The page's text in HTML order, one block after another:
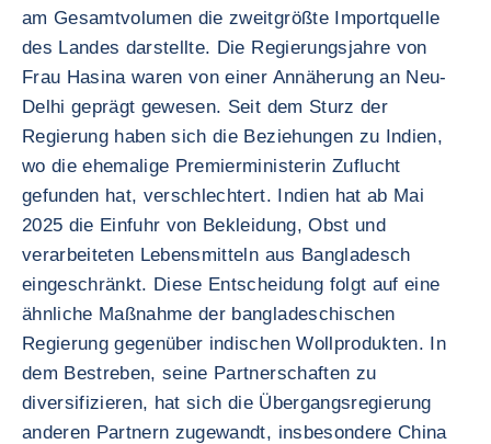
am Gesamtvolumen die zweitgrößte Importquelle
des Landes darstellte. Die Regierungsjahre von
Frau Hasina waren von einer Annäherung an Neu-
Delhi geprägt gewesen. Seit dem Sturz der
Regierung haben sich die Beziehungen zu Indien,
wo die ehemalige Premierministerin Zuflucht
gefunden hat, verschlechtert. Indien hat ab Mai
2025 die Einfuhr von Bekleidung, Obst und
verarbeiteten Lebensmitteln aus Bangladesch
eingeschränkt. Diese Entscheidung folgt auf eine
ähnliche Maßnahme der bangladeschischen
Regierung gegenüber indischen Wollprodukten. In
dem Bestreben, seine Partnerschaften zu
diversifizieren, hat sich die Übergangsregierung
anderen Partnern zugewandt, insbesondere China